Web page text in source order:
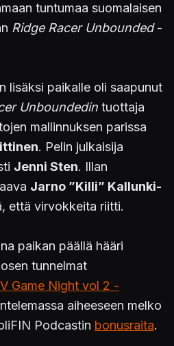
tuntumaa suomalaisen
Ridge Racer Unbounded-
lisäksi paikalle oli saapunut
Unboundedin tuottaja
mallinnuksen parissa
. Pelin julkaisija
Jenni Sten. Illan
Jarno ”Killi” Kallunki-
että virvokkeita riitti.
paikan päällä hääri
tunnelmat
Game Night vol 2 -
aiheeseen melko
Podcastin bonusraita.